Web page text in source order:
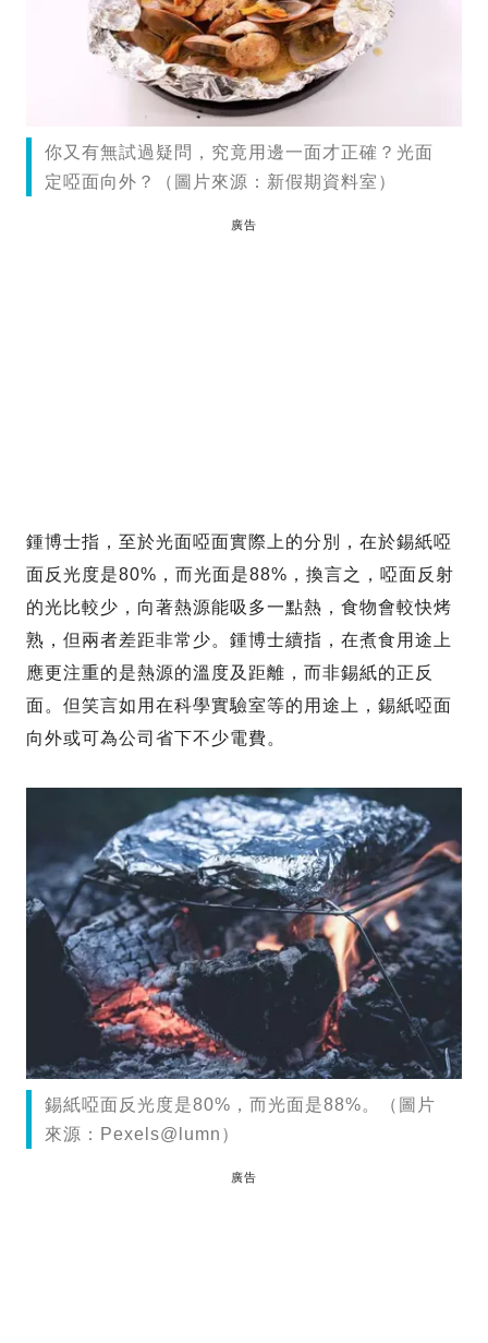
你又有無試過疑問，究竟用邊一面才正確？光面
定啞面向外？（圖片來源：新假期資料室）
廣告
鍾博士指，至於光面啞面實際上的分別，在於錫紙啞
面反光度是80%，而光面是88%，換言之，啞面反射
的光比較少，向著熱源能吸多一點熱，食物會較快烤
熟，但兩者差距非常少。鍾博士續指，在煮食用途上
應更注重的是熱源的溫度及距離，而非錫紙的正反
面。但笑言如用在科學實驗室等的用途上，錫紙啞面
向外或可為公司省下不少電費。
錫紙啞面反光度是80%，而光面是88%。（圖片
來源：Pexels@lumn）
廣告